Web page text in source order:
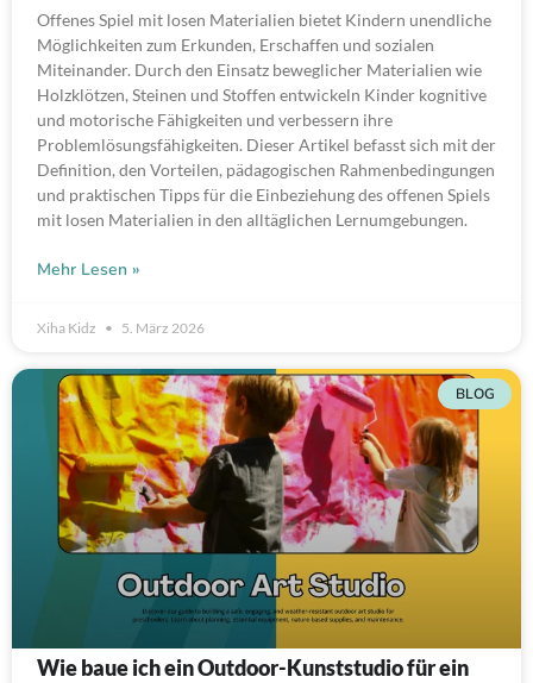
Offenes Spiel mit losen Materialien bietet Kindern unendliche
Möglichkeiten zum Erkunden, Erschaffen und sozialen
Miteinander. Durch den Einsatz beweglicher Materialien wie
Holzklötzen, Steinen und Stoffen entwickeln Kinder kognitive
und motorische Fähigkeiten und verbessern ihre
Problemlösungsfähigkeiten. Dieser Artikel befasst sich mit der
Definition, den Vorteilen, pädagogischen Rahmenbedingungen
und praktischen Tipps für die Einbeziehung des offenen Spiels
mit losen Materialien in den alltäglichen Lernumgebungen.
Mehr Lesen »
Xiha Kidz 5. März 2026
BLOG
Wie baue ich ein Outdoor-Kunststudio für ein